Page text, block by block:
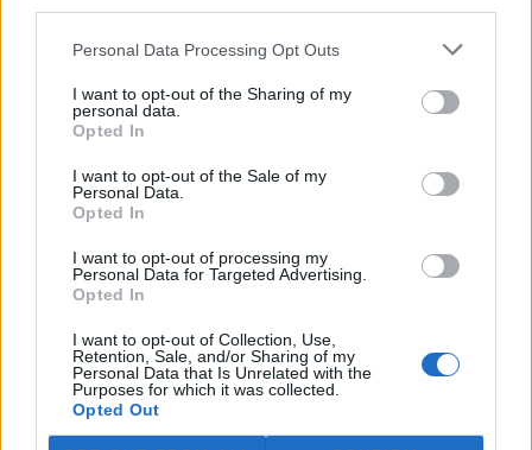
Personal Data Processing Opt Outs
I want to opt-out of the Sharing of my
personal data.
Opted In
I want to opt-out of the Sale of my
Personal Data.
Opted In
I want to opt-out of processing my
Personal Data for Targeted Advertising.
Opted In
I want to opt-out of Collection, Use,
Retention, Sale, and/or Sharing of my
Personal Data that Is Unrelated with the
Purposes for which it was collected.
Opted Out
Island vyhostí aktivisty bojující proti lovu velryb,
pronásledovali velrybáře
5.8.2026 19:54 (ČTK)
Islandské úřady nařídily
poté, co minulý týden
pobřežní stráž s policií zabavily
jejich loď, která pronásledovala velrybářské plavidlo. Pasažéři lodi
Watsona jsou od té doby zadržováni v Reykjavíku. Sám Watson na
palubě nebyl. Píše o tom agentura AFP s odvoláním na islandskou
Záchranná stanice v Praze přijímá kvůli vedrům více
volně žijících zvířat
5.8.2026 17:40 | PRAHA (
Kvůli vysokým letním